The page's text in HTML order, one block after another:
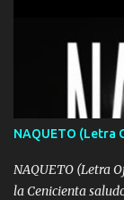
❌
Uno pues
Error Y me
No me falta Pero
Bien Regido Por
Abajo y me costó
Regalado Me
Todo Siempre a
NAQUETO (Letra
NAQUETO (Letra
la Cenicienta